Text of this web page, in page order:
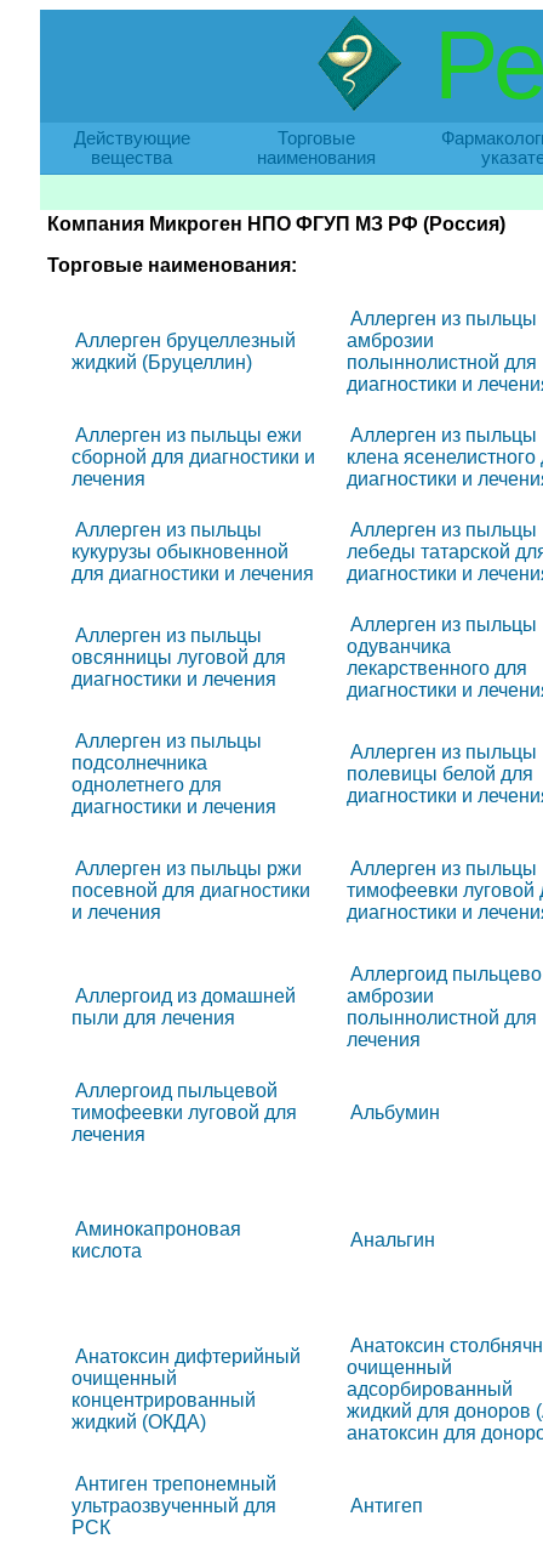
Действующие
вещества
Торговые
наименования
Компания Микроген НПО ФГУП МЗ РФ (Россия)
Торговые наименования:
Аллерген бруцеллезный
жидкий (Бруцеллин)
Аллерген из пыльцы
амброзии
полыннолистной для
диагностики и
Аллерген из пыльцы ежи
сборной для диагностики и
лечения
Аллерген из пыльцы
клена ясенелистного
диагностики и
Аллерген из пыльцы
кукурузы обыкновенной
для диагностики и лечения
Аллерген из пыльцы
лебеды татарской
диагностики и
Аллерген из пыльцы
овсянницы луговой для
диагностики и лечения
Аллерген из пыльцы
одуванчика
лекарственного для
диагностики и
Аллерген из пыльцы
подсолнечника
однолетнего для
диагностики и лечения
Аллерген из пыльцы
полевицы белой для
диагностики и
Аллерген из пыльцы ржи
посевной для диагностики
и лечения
Аллерген из пыльцы
тимофеевки луговой
диагностики и
Аллергоид из домашней
пыли для лечения
Аллергоид
амброзии
полыннолистной для
лечения
Аллергоид пыльцевой
тимофеевки луговой для
лечения
Альбумин
Аминокапроновая
кислота
Анальгин
Анатоксин дифтерийный
очищенный
концентрированный
жидкий (ОКДА)
Анатоксин
очищенный
адсорбированный
жидкий для доноров
анатоксин для
Антиген трепонемный
ультраозвученный для
РСК
Антигеп